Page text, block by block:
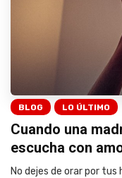
BLOG LO ÚLTIMO
Cuando una
escucha con
No dejes de orar por tus